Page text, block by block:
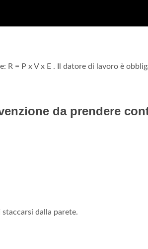
R = P x V x E . Il datore di lavoro è
da prendere
staccarsi dalla parete.